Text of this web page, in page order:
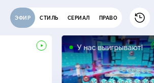
ЭФИР СТИЛЬ СЕРИАЛ ПРАВО
У нас выигрывают!
12+